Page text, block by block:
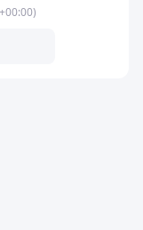
+00:00)